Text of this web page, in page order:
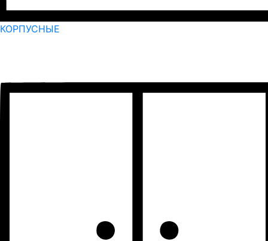
КОРПУСНЫЕ